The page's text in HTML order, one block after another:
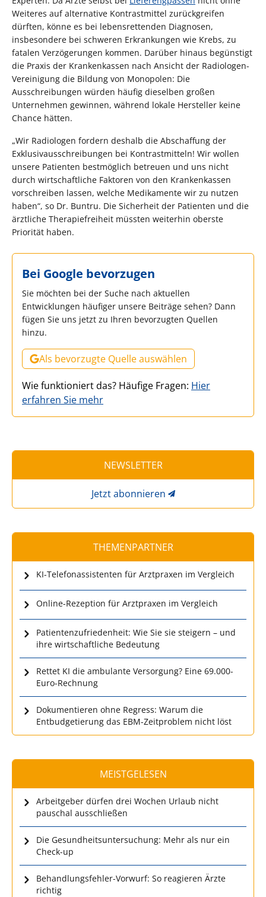
Weiteres auf alternative Kontrastmittel zurückgreifen
dürften, könne es bei lebensrettenden Diagnosen,
insbesondere bei schweren Erkrankungen wie Krebs, zu
fatalen Verzögerungen kommen. Darüber hinaus begünstigt
die Praxis der Krankenkassen nach Ansicht der Radiologen-
Vereinigung die Bildung von Monopolen: Die
Ausschreibungen würden häufig dieselben großen
Unternehmen gewinnen, während lokale Hersteller keine
Chance hätten.
„Wir Radiologen fordern deshalb die Abschaffung der
Exklusivausschreibungen bei Kontrastmitteln! Wir wollen
unsere Patienten bestmöglich betreuen und uns nicht
durch wirtschaftliche Faktoren von den Krankenkassen
vorschreiben lassen, welche Medikamente wir zu nutzen
haben“, so Dr. Buntru. Die Sicherheit der Patienten und die
ärztliche Therapiefreiheit müssten weiterhin oberste
Priorität haben.
Bei Google bevorzugen
Sie möchten bei der Suche nach aktuellen
Entwicklungen häufiger unsere Beiträge sehen? Dann
fügen Sie uns jetzt zu Ihren bevorzugten Quellen
hinzu.
Als bevorzugte Quelle auswählen
Wie funktioniert das? Häufige Fragen: Hier
erfahren Sie mehr
NEWSLETTER
Jetzt abonnieren
THEMENPARTNER
KI-Telefonassistenten für Arztpraxen im Vergleich
Online-Rezeption für Arztpraxen im Vergleich
Patientenzufriedenheit: Wie Sie sie steigern – und
ihre wirtschaftliche Bedeutung
Rettet KI die ambulante Versorgung? Eine 69.000-
Euro-Rechnung
Dokumentieren ohne Regress: Warum die
Entbudgetierung das EBM-Zeitproblem nicht löst
MEISTGELESEN
Arbeitgeber dürfen drei Wochen Urlaub nicht
pauschal ausschließen
Die Gesundheitsuntersuchung: Mehr als nur ein
Check-up
Behandlungsfehler-Vorwurf: So reagieren Ärzte
richtig